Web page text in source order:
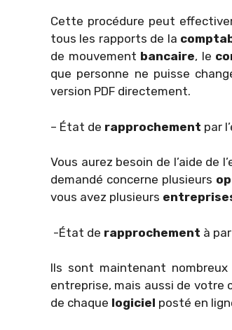
Cette procédure peut
tous les rapports de la
de mouvement bancaire, le
que personne ne puisse
version PDF directement.
– État de rapprochement par
Vous aurez besoin de l’aide de
demandé concerne plusieurs
vous avez plusieurs
-État de rapprochement à
Ils sont maintenant nombreux
entreprise, mais aussi de votre
de chaque logiciel posté en